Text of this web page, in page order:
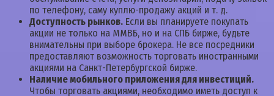
по телефону, саму куплю-продажу акций и т. д.
Доступность рынков. Если вы планируете покупать
акции не только на ММВБ, но и на СПБ бирже, будьте
внимательны при выборе брокера. Не все посредники
предоставляют возможность торговать иностранными
акциями на Санкт-Петербургской бирже.
Наличие мобильного приложения для инвестиций.
Чтобы торговать акциями, необходимо иметь доступ к